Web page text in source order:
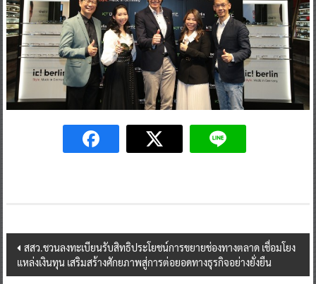
Post
navigation
สสว.ชวนลงทะเบียนรับสิทธิประโยชน์การขยายช่องทางตลาด เชื่อมโยง
แหล่งเงินทุน เสริมสร้างศักยภาพสู่การต่อยอดทางธุรกิจอย่างยั่งยืน